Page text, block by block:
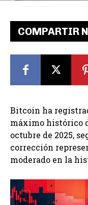
COMPARTIR
Bitcoin ha
máximo histórico
octubre de 2025,
corrección
moderado en la